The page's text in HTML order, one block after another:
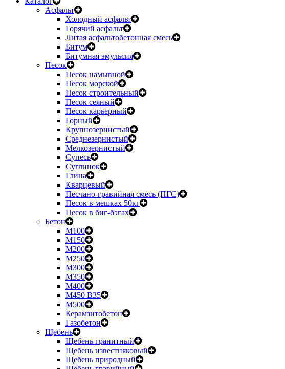
Асфальт
Холодный асфальт
Горячий асфальт
Литая асфальтобетонная смесь
Битум
Битумная эмульсия
Песок
Песок намывной
Песок морской
Песок строительный
Песок сеяный
Песок карьерный
Горный
Крупнозернистый
Среднезернистый
Мелкозернистый
Супесь
Суглинок
Глина
Кварцевый
Песчано-гравийная смесь (ПГС)
Песок в мешках 50кг
Песок в биг-бэгах
Бетон
М100
М150
М200
М250
М300
М350
М400
М450 B35
М500
Керамзитобетон
Газобетон
Щебень
Щебень гранитный
Щебень известняковый
Щебень природный